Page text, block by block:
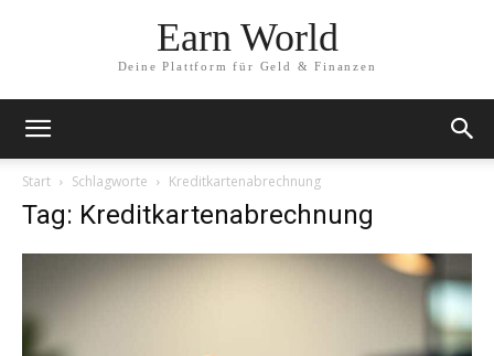
Earn World
Deine Plattform für Geld & Finanzen
Start Schlagworte Kreditkartenabrechnung
Tag: Kreditkartenabrechnung